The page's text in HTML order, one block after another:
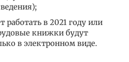
работать в 2021 году или
книжки будут
в электронном виде.